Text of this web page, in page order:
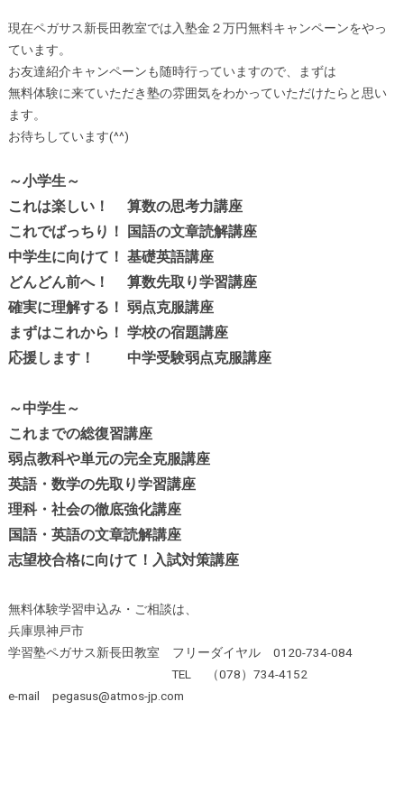
現在ペガサス新長田教室では入塾金２万円無料キャンペーンをやっ
ています。
お友達紹介キャンペーンも随時行っていますので、まずは
無料体験に来ていただき塾の雰囲気をわかっていただけたらと思い
ます。
お待ちしています(^^)
～小学生～
これは楽しい！ 算数の思考力講座
これでばっちり！ 国語の文章読解講座
中学生に向けて！ 基礎英語講座
どんどん前へ！ 算数先取り学習講座
確実に理解する！ 弱点克服講座
まずはこれから！ 学校の宿題講座
応援します！ 中学受験弱点克服講座
～中学生～
これまでの総復習講座
弱点教科や単元の完全克服講座
英語・数学の先取り学習講座
理科・社会の徹底強化講座
国語・英語の文章読解講座
志望校合格に向けて！入試対策講座
無料体験学習申込み・ご相談は、
兵庫県神戸市
学習塾ペガサス新長田教室 フリーダイヤル 0120-734-084
TEL （078）734-4152
e-mail pegasus@atmos-jp.com